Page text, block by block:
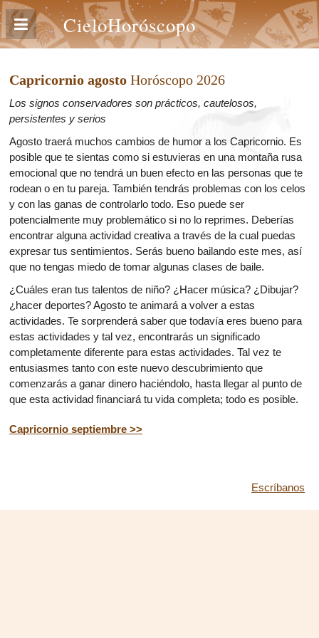
CieloHoróscopo
Capricornio agosto Horóscopo 2026
Los signos conservadores son prácticos, cautelosos,
persistentes y serios
Agosto traerá muchos cambios de humor a los Capricornio. Es
posible que te sientas como si estuvieras en una montaña rusa
emocional que no tendrá un buen efecto en las personas que te
rodean o en tu pareja. También tendrás problemas con los celos
y con las ganas de controlarlo todo. Eso puede ser
potencialmente muy problemático si no lo reprimes. Deberías
encontrar alguna actividad creativa a través de la cual puedas
expresar tus sentimientos. Serás bueno bailando este mes, así
que no tengas miedo de tomar algunas clases de baile.
¿Cuáles eran tus talentos de niño? ¿Hacer música? ¿Dibujar?
¿hacer deportes? Agosto te animará a volver a estas
actividades. Te sorprenderá saber que todavía eres bueno para
estas actividades y tal vez, encontrarás un significado
completamente diferente para estas actividades. Tal vez te
entusiasmes tanto con este nuevo descubrimiento que
comenzarás a ganar dinero haciéndolo, hasta llegar al punto de
que esta actividad financiará tu vida completa; todo es posible.
Capricornio septiembre >>
Escríbanos